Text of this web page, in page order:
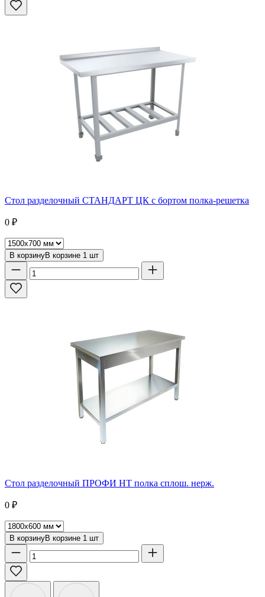
Стол разделочный СТАНДАРТ ЦК с бортом полка-решетка
0 ₽
В корзинуВ корзине 1 шт
Стол разделочный ПРОФИ НТ полка сплош. нерж.
0 ₽
В корзинуВ корзине 1 шт